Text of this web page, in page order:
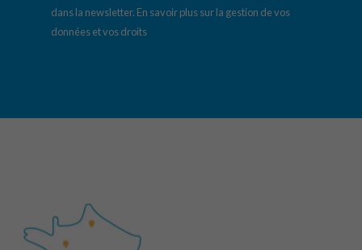
dans la newsletter. En savoir plus sur la gestion de vos
données et vos droits